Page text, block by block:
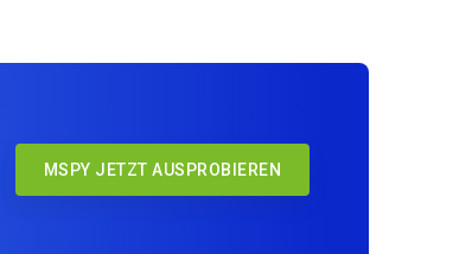
MSPY JETZT AUSPROBIEREN